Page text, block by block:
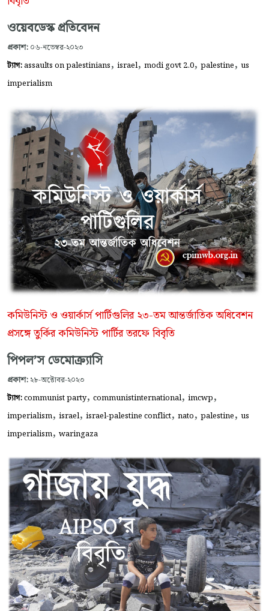
ওয়েবডেস্ক প্রতিবেদন
প্রকাশ: ০৬-নভেম্বর-২০২৩
ট্যাগ:assaults on palestinians, israel, modi govt 2.0, palestine, us
imperialism
কমিউনিস্ট ও ওয়ার্কার্স পার্টিগুলির ২৩-তম আন্তর্জাতিক অধিবেশন
প্রসঙ্গে তুর্কির কমিউনিস্ট পার্টির তরফে বিবৃতি
পিপল’স ডেমোক্র্যাসি
প্রকাশ: ২৮-অক্টোবর-২০২৩
ট্যাগ:communist party, communistinternational, imcwp,
imperialism, israel, israel-palestine conflict, nato, palestine, us
imperialism, waringaza